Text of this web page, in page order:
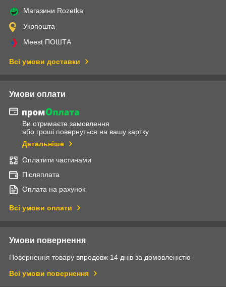
Магазини Rozetka
Укрпошта
Meest ПОШТА
Всі умови доставки
Умови оплати
Ви отримаєте замовлення
або гроші повернуться на вашу картку
Детальніше
Оплатити частинами
Післяплата
Оплата на рахунок
Всі умови оплати
Умови повернення
Повернення товару впродовж 14 днів за домовленістю
Всі умови повернення